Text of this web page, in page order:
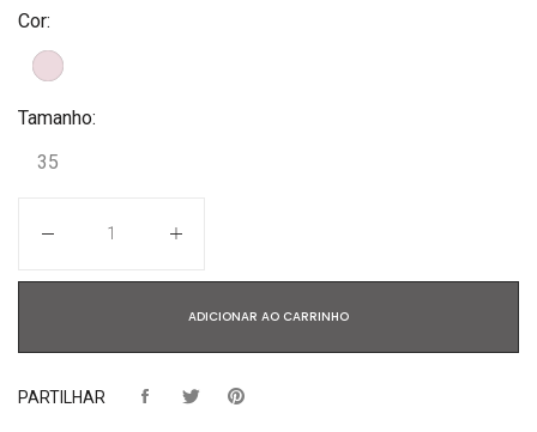
Cor:
Tamanho:
35
ADICIONAR AO CARRINHO
PARTILHAR